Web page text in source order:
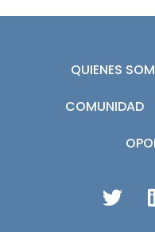
QUIENES
COMUNIDAD